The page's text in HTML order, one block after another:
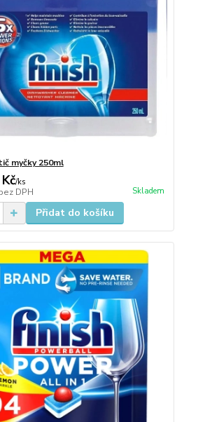
myčky 250ml
/ks
DPH Skladem
Přidat do košíku